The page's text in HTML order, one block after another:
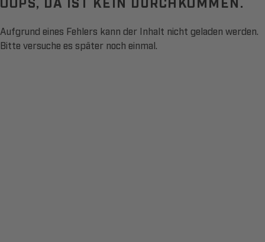
Aufgrund eines Fehlers kann der Inhalt nicht geladen werden.
Bitte versuche es später noch einmal.